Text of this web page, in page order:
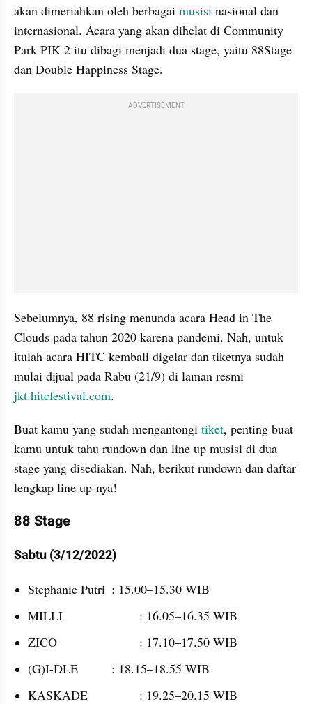
akan dimeriahkan oleh berbagai musisi nasional dan
internasional. Acara yang akan dihelat di Community
Park PIK 2 itu dibagi menjadi dua stage, yaitu 88Stage
dan Double Happiness Stage.
ADVERTISEMENT
Sebelumnya, 88 rising menunda acara Head in The
Clouds pada tahun 2020 karena pandemi. Nah, untuk
itulah acara HITC kembali digelar dan tiketnya sudah
jkt.hitcfestival.com.
Buat kamu yang sudah mengantongi tiket, penting buat
kamu untuk tahu rundown dan line up musisi di dua
stage yang disediakan. Nah, berikut rundown dan daftar
lengkap line up-nya!
88 Stage
Sabtu (3/12/2022)
Stephanie Putri	: 15.00–15.30 WIB
MILLI			: 16.05–16.35 WIB
ZICO			: 17.10–17.50 WIB
(G)I-DLE		: 18.15–18.55 WIB
KASKADE		: 19.25–20.15 WIB